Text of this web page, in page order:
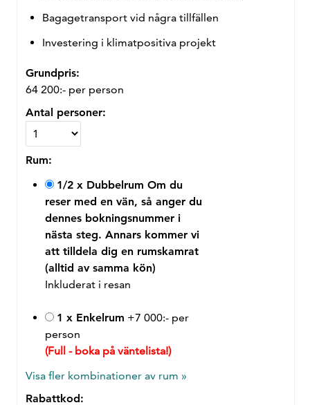
Bagagetransport vid några tillfällen
Investering i klimatpositiva projekt
Grundpris:
64 200:- per person
Antal personer:
Rum:
1/2 x Dubbelrum Om du
reser med en vän, så anger du
dennes bokningsnummer i
nästa steg. Annars kommer vi
att tilldela dig en rumskamrat
(alltid av samma kön)
Inkluderat i resan
1 x Enkelrum +7 000:- per
person
(Full - boka på väntelista!)
Visa fler kombinationer av rum »
Rabattkod: